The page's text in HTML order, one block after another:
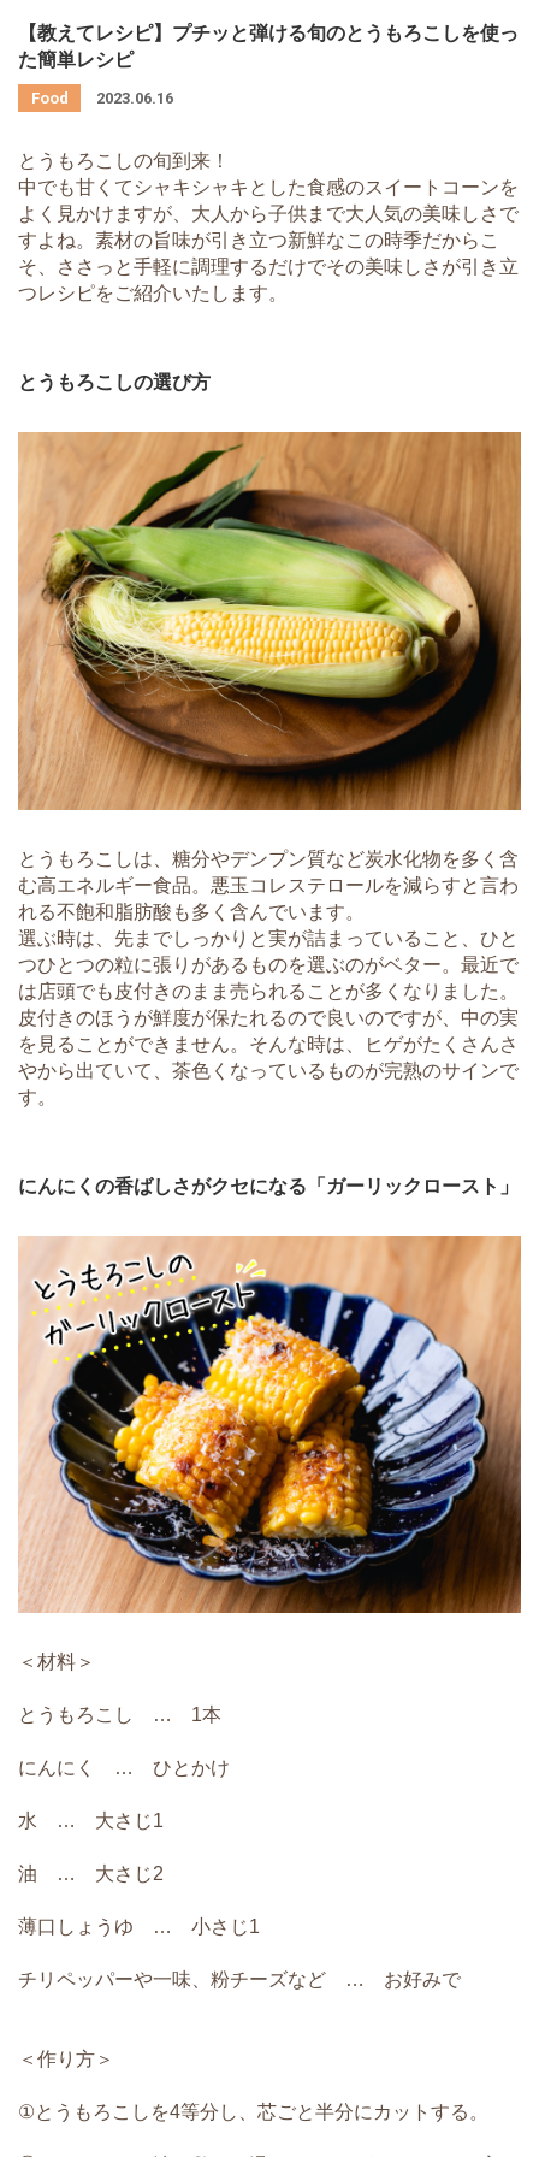
【教えてレシピ】プチッと弾ける旬のとうもろこしを使っ
た簡単レシピ
2023.06.16
とうもろこしの旬到来！
中でも甘くてシャキシャキとした食感のスイートコーンを
よく見かけますが、大人から子供まで大人気の美味しさで
すよね。素材の旨味が引き立つ新鮮なこの時季だからこ
そ、ささっと手軽に調理するだけでその美味しさが引き立
つレシピをご紹介いたします。
とうもろこしの選び方
とうもろこしは、糖分やデンプン質など炭水化物を多く含
む高エネルギー食品。悪玉コレステロールを減らすと言わ
れる不飽和脂肪酸も多く含んでいます。
選ぶ時は、先までしっかりと実が詰まっていること、ひと
つひとつの粒に張りがあるものを選ぶのがベター。最近で
は店頭でも皮付きのまま売られることが多くなりました。
皮付きのほうが鮮度が保たれるので良いのですが、中の実
を見ることができません。そんな時は、ヒゲがたくさんさ
やから出ていて、茶色くなっているものが完熟のサインで
す。
にんにくの香ばしさがクセになる「ガーリックロースト」
＜材料＞
とうもろこし … 1本
にんにく … ひとかけ
水 … 大さじ1
油 … 大さじ2
薄口しょうゆ … 小さじ1
チリペッパーや一味、粉チーズなど … お好みで
＜作り方＞
①とうもろこしを4等分し、芯ごと半分にカットする。